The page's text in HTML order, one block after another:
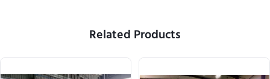
Related Products